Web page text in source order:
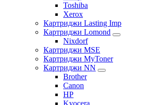
Toshiba
Xerox
Картриджи Lasting Imp
Картриджи Lomond
Nixdorf
Картриджи MSE
Картриджи MyToner
Картриджи NN
Brother
Canon
HP
Kyocera